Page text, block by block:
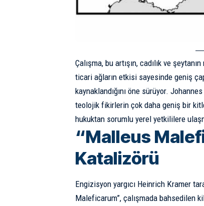
Çalışma, bu artışın, cadılık ve
ticari ağların etkisi sayesinde geniş
kaynaklandığını öne sürüyor.
teolojik fikirlerin çok daha geniş bir
hukuktan sorumlu yerel yetkililere
“Malleus
Katalizörü
Engizisyon yargıcı Heinrich Kramer
Maleficarum”, çalışmada bahsedilen